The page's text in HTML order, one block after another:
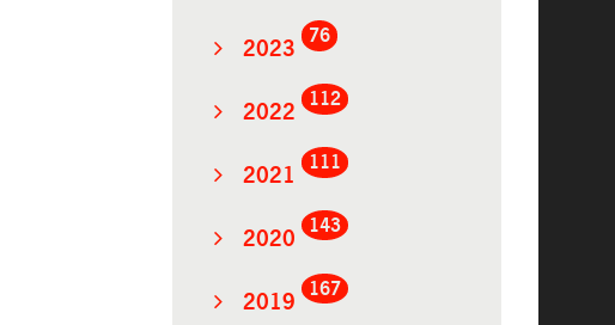
2023
76
2022
112
2021
111
2020
143
2019
167